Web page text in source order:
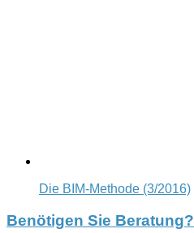
Die BIM-Methode (3/2016)
Benötigen Sie Beratung?